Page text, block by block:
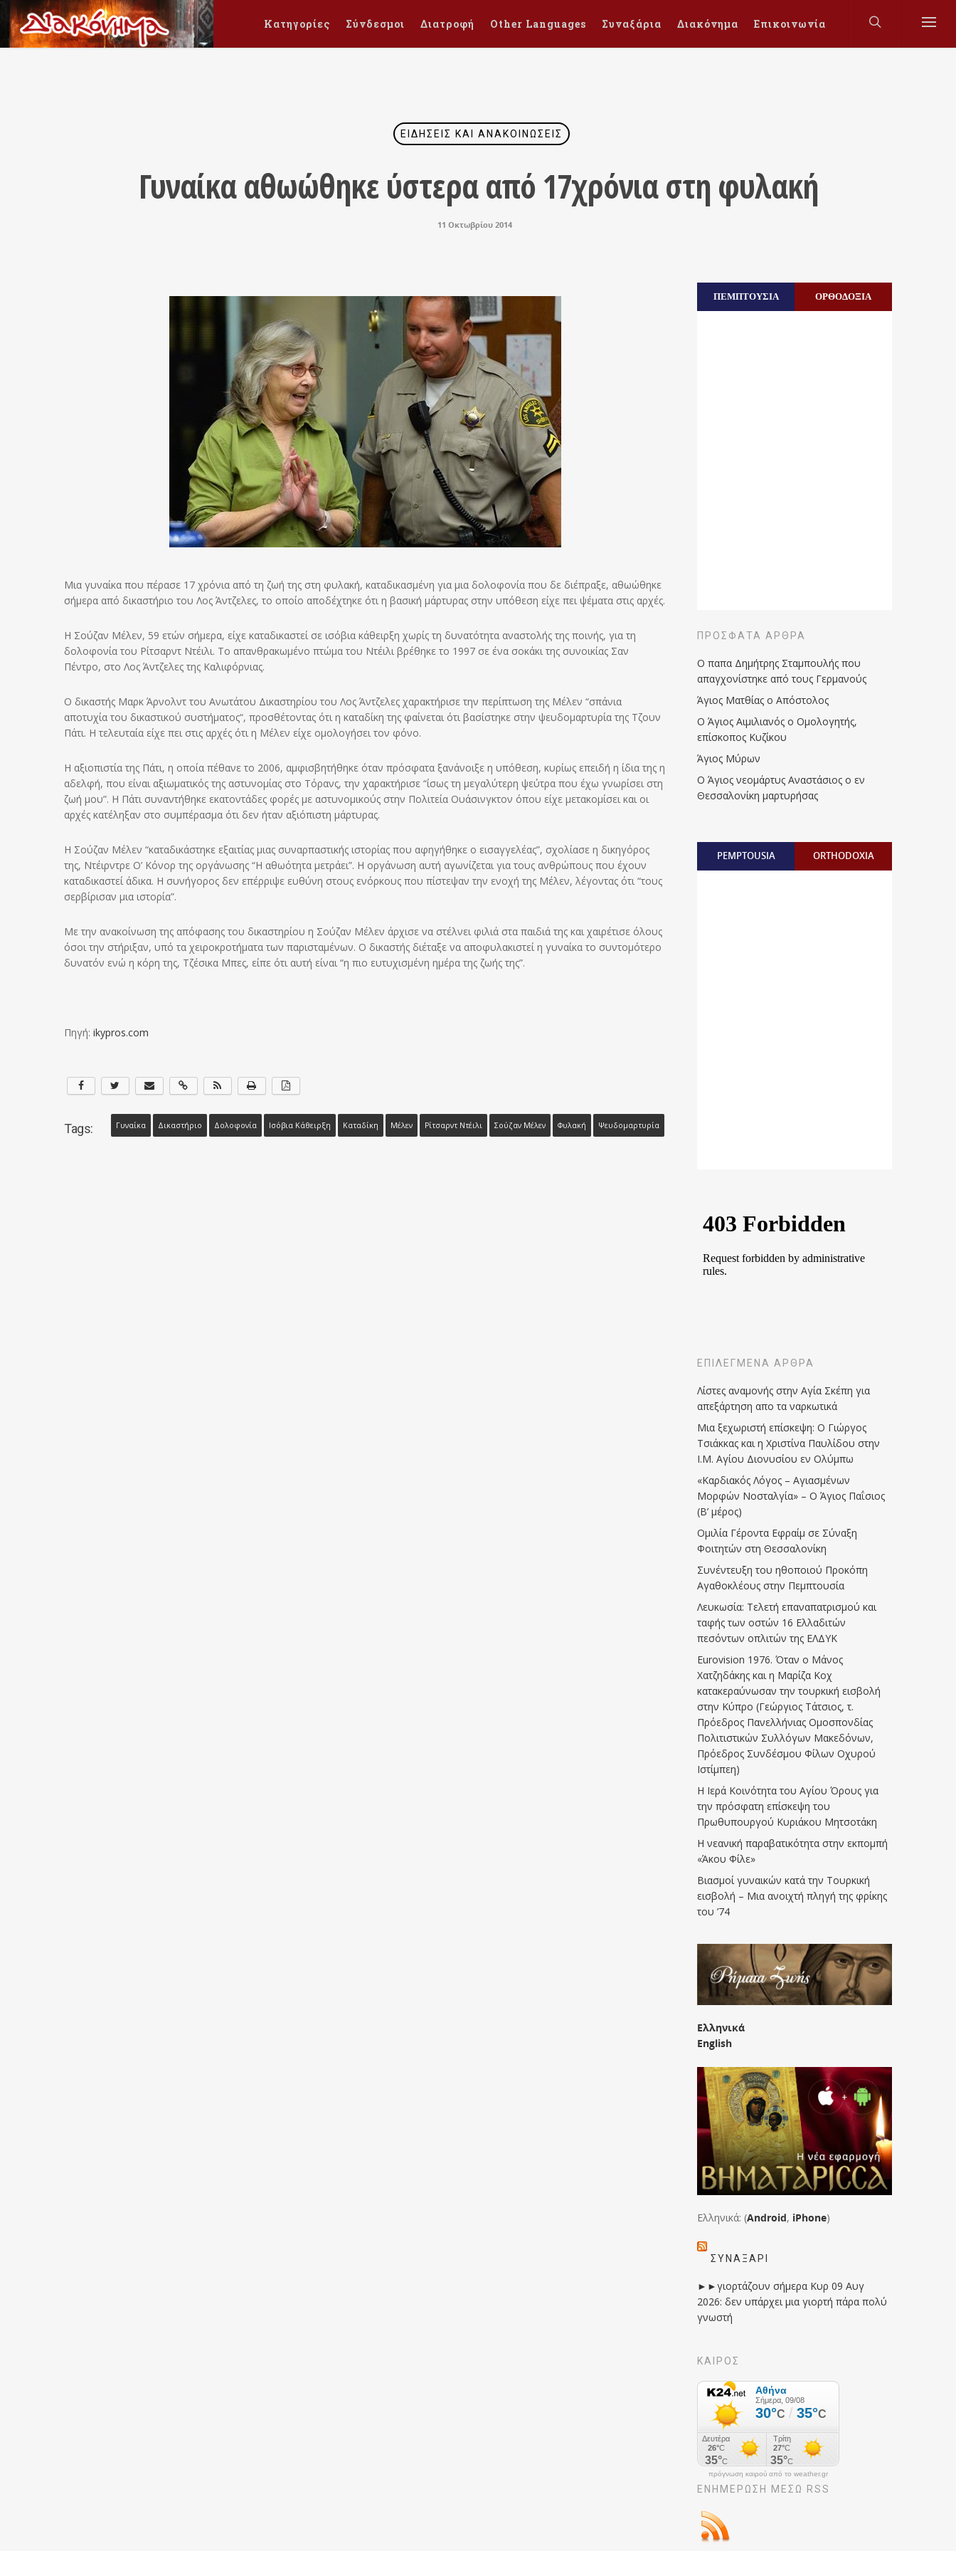
Κατηγορίες Σύνδεσμοι Διατροφή Other Languages Συναξάρια Διακόνημα Επικοινωνία
ΕΙΔΉΣΕΙΣ ΚΑΙ ΑΝΑΚΟΙΝΏΣΕΙΣ
Γυναίκα αθωώθηκε ύστερα από 17χρόνια στη φυλακή
11 Οκτωβρίου 2014
Μια γυναίκα που πέρασε 17 χρόνια από τη ζωή της στη φυλακή, καταδικασμένη για μια δολοφονία που δε διέπραξε, αθωώθηκε
σήμερα από δικαστήριο του Λος Άντζελες, το οποίο αποδέχτηκε ότι η βασική μάρτυρας στην υπόθεση είχε πει ψέματα στις αρχές.
Η Σούζαν Μέλεν, 59 ετών σήμερα, είχε καταδικαστεί σε ισόβια κάθειρξη χωρίς τη δυνατότητα αναστολής της ποινής, για τη
δολοφονία του Ρίτσαρντ Ντέιλι. Το απανθρακωμένο πτώμα του Ντέιλι βρέθηκε το 1997 σε ένα σοκάκι της συνοικίας Σαν
Πέντρο, στο Λος Άντζελες της Καλιφόρνιας.
Ο δικαστής Μαρκ Άρνολντ του Ανωτάτου Δικαστηρίου του Λος Άντζελες χαρακτήρισε την περίπτωση της Μέλεν “σπάνια
αποτυχία του δικαστικού συστήματος“, προσθέτοντας ότι η καταδίκη της φαίνεται ότι βασίστηκε στην ψευδομαρτυρία της Τζουν
Πάτι. Η τελευταία είχε πει στις αρχές ότι η Μέλεν είχε ομολογήσει τον φόνο.
Η αξιοπιστία της Πάτι, η οποία πέθανε το 2006, αμφισβητήθηκε όταν πρόσφατα ξανάνοιξε η υπόθεση, κυρίως επειδή η ίδια της η
αδελφή, που είναι αξιωματικός της αστυνομίας στο Τόρανς, την χαρακτήρισε “ίσως τη μεγαλύτερη ψεύτρα που έχω γνωρίσει στη
ζωή μου”. Η Πάτι συναντήθηκε εκατοντάδες φορές με αστυνομικούς στην Πολιτεία Ουάσινγκτον όπου είχε μετακομίσει και οι
αρχές κατέληξαν στο συμπέρασμα ότι δεν ήταν αξιόπιστη μάρτυρας.
Η Σούζαν Μέλεν “καταδικάστηκε εξαιτίας μιας συναρπαστικής ιστορίας που αφηγήθηκε ο εισαγγελέας”, σχολίασε η δικηγόρος
της, Ντέιρντρε Ο’ Κόνορ της οργάνωσης “Η αθωότητα μετράει”. Η οργάνωση αυτή αγωνίζεται για τους ανθρώπους που έχουν
καταδικαστεί άδικα. Η συνήγορος δεν επέρριψε ευθύνη στους ενόρκους που πίστεψαν την ενοχή της Μέλεν, λέγοντας ότι “τους
σερβίρισαν μια ιστορία”.
Με την ανακοίνωση της απόφασης του δικαστηρίου η Σούζαν Μέλεν άρχισε να στέλνει φιλιά στα παιδιά της και χαιρέτισε όλους
όσοι την στήριξαν, υπό τα χειροκροτήματα των παρισταμένων. Ο δικαστής διέταξε να αποφυλακιστεί η γυναίκα το συντομότερο
δυνατόν ενώ η κόρη της, Τζέσικα Μπες, είπε ότι αυτή είναι “η πιο ευτυχισμένη ημέρα της ζωής της”.
Πηγή: ikypros.com
Tags: Γυναίκα Δικαστήριο Δολοφονία Ισόβια Κάθειρξη Καταδίκη Μέλεν Ρίτσαρντ Ντέιλι Σούζαν Μέλεν Φυλακή Ψευδομαρτυρία
ΠΕΜΠΤΟΥΣΙΑ ΟΡΘΟΔΟΞΙΑ
ΠΡΌΣΦΑΤΑ ΆΡΘΡΑ
Ο παπα Δημήτρης Σταμπουλής που
απαγχονίστηκε από τους Γερμανούς
Άγιος Ματθίας ο Απόστολος
Ο Άγιος Αιμιλιανός ο Ομολογητής,
επίσκοπος Κυζίκου
Άγιος Μύρων
Ο Άγιος νεομάρτυς Αναστάσιος ο εν
Θεσσαλονίκη μαρτυρήσας
PEMPTOUSIA ORTHODOXIA
ΕΠΙΛΕΓΜΈΝΑ ΆΡΘΡΑ
Λίστες αναμονής στην Αγία Σκέπη για
απεξάρτηση απο τα ναρκωτικά
Μια ξεχωριστή επίσκεψη: Ο Γιώργος
Τσιάκκας και η Χριστίνα Παυλίδου στην
Ι.Μ. Αγίου Διονυσίου εν Ολύμπω
«Καρδιακός Λόγος – Αγιασμένων
Μορφών Νοσταλγία» – Ο Άγιος Παΐσιος
(Β’ μέρος)
Ομιλία Γέροντα Εφραίμ σε Σύναξη
Φοιτητών στη Θεσσαλονίκη
Συνέντευξη του ηθοποιού Προκόπη
Αγαθοκλέους στην Πεμπτουσία
Λευκωσία: Τελετή επαναπατρισμού και
ταφής των οστών 16 Ελλαδιτών
πεσόντων οπλιτών της ΕΛΔΥΚ
Eurovision 1976. Όταν ο Μάνος
Χατζηδάκης και η Μαρίζα Κοχ
κατακεραύνωσαν την τουρκική εισβολή
στην Κύπρο (Γεώργιος Τάτσιος, τ.
Πρόεδρος Πανελλήνιας Ομοσπονδίας
Πολιτιστικών Συλλόγων Μακεδόνων,
Πρόεδρος Συνδέσμου Φίλων Οχυρού
Ιστίμπεη)
Η Ιερά Κοινότητα του Αγίου Όρους για
την πρόσφατη επίσκεψη του
Πρωθυπουργού Κυριάκου Μητσοτάκη
Η νεανική παραβατικότητα στην εκπομπή
«Άκου Φίλε»
Βιασμοί γυναικών κατά την Τουρκική
εισβολή – Μια ανοιχτή πληγή της φρίκης
του ’74
Ελληνικά
English
Ελληνικά: (Android, iPhone)
ΣΥΝΑΞΆΡΙ
►►γιορτάζουν σήμερα Κυρ 09 Αυγ
2026: δεν υπάρχει μια γιορτή πάρα πολύ
γνωστή
ΚΑΙΡΟΣ
πρόγνωση καιρού από το weather.gr
ΕΝΗΜΈΡΩΣΉ ΜΕΣΩ RSS